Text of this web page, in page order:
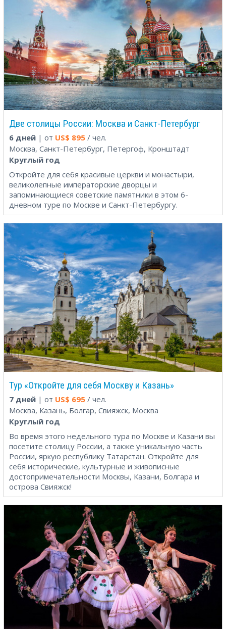
Две столицы России: Москва и Санкт-Петербург
6 дней | от US$ 895 / чел.
Москва, Санкт-Петербург, Петергоф, Кронштадт
Круглый год
Откройте для себя красивые церкви и монастыри,
великолепные императорские дворцы и
запоминающиеся советские памятники в этом 6-
дневном туре по Москве и Санкт-Петербургу.
Тур «Откройте для себя Москву и Казань»
7 дней | от US$ 695 / чел.
Москва, Казань, Болгар, Свияжск, Москва
Круглый год
Во время этого недельного тура по Москве и Казани вы
посетите столицу России, а также уникальную часть
России, яркую республику Татарстан. Откройте для
себя исторические, культурные и живописные
достопримечательности Москвы, Казани, Болгара и
острова Свияжск!